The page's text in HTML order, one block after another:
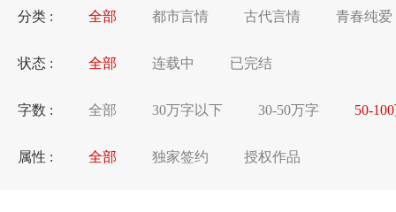
分类 : 全部 都市言情 古代言情 青春纯爱
状态 : 全部 连载中 已完结
字数 : 全部 30万字以下 30-50万字 50-
属性 : 全部 独家签约 授权作品